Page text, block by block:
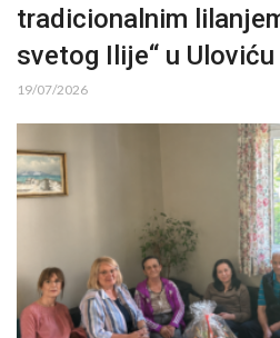
tradicionalnim
svetog Ilije“ u Uloviću
19/07/2026